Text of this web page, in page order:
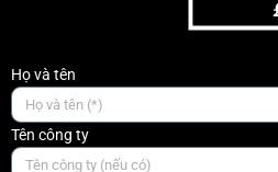
Họ và tên
Tên công ty